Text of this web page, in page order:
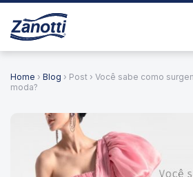
Home › Blog › Post › Você sabe como
moda?